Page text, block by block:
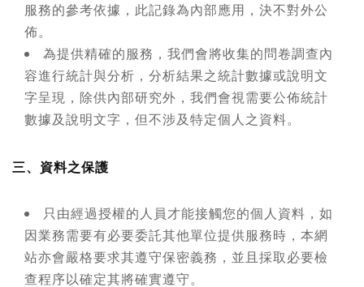
服務的參考依據，此記錄為內部應用，決不對外公
佈。
為提供精確的服務，我們會將收集的問卷調查內
容進行統計與分析，分析結果之統計數據或說明文
字呈現，除供內部研究外，我們會視需要公佈統計
數據及說明文字，但不涉及特定個人之資料。
三、資料之保護
只由經過授權的人員才能接觸您的個人資料，如
因業務需要有必要委託其他單位提供服務時，本網
站亦會嚴格要求其遵守保密義務，並且採取必要檢
查程序以確定其將確實遵守。